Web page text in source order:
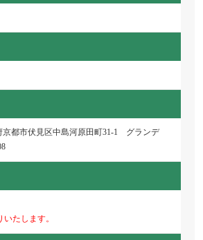
都市伏見区中島河原田町31-1 グランデ
たします。